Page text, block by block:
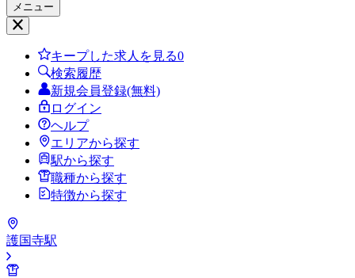
メニュー
キープした求人を見る0
検索履歴
新規会員登録(無料)
ログイン
ヘルプ
エリアから探す
駅から探す
職種から探す
特徴から探す
護国寺駅